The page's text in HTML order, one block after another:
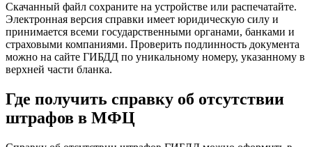
Скачанный файл сохраните на устройстве или распечатайте.
Электронная версия справки имеет юридическую силу и
принимается всеми государственными органами, банками и
страховыми компаниями. Проверить подлинность документа
можно на сайте ГИБДД по уникальному номеру, указанному в
верхней части бланка.
Где получить справку об отсутствии
штрафов в МФЦ